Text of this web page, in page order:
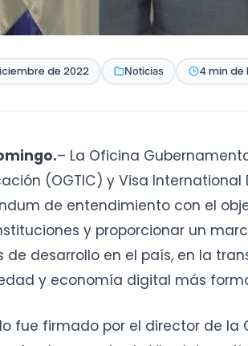
de 2022 Noticias 4 min de
– La Oficina
(OGTIC) y Visa International
de entendimiento con el
y proporcionar un
de desarrollo en el país, en la
y economía digital más
fue firmado por el director de la